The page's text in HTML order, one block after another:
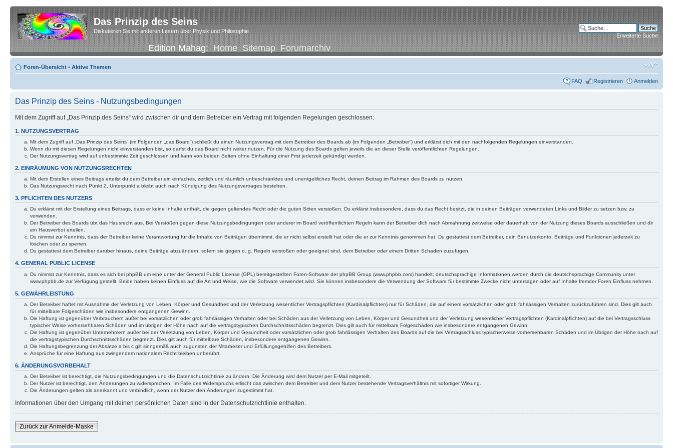
Das Prinzip des Seins
Diskutieren Sie mit anderen Lesern über Physik und Philosophie
Edition Mahag:Home Sitemap Forumarchiv
Erweiterte Suche
Foren-Übersicht • Aktive Themen
FAQ Registrieren Anmelden
Das Prinzip des Seins - Nutzungsbedingungen
Mit dem Zugriff auf „Das Prinzip des Seins“ wird zwischen dir und dem Betreiber ein Vertrag mit folgenden Regelungen geschlossen:
1. NUTZUNGSVERTRAG
Mit dem Zugriff auf „Das Prinzip des Seins“ (im Folgenden „das Board“) schließt du einen Nutzungsvertrag mit dem Betreiber des Boards ab (im Folgenden „Betreiber“) und erklärst dich mit den nachfolgenden Regelungen einverstanden.
Wenn du mit diesen Regelungen nicht einverstanden bist, so darfst du das Board nicht weiter nutzen. Für die Nutzung des Boards gelten jeweils die an dieser Stelle veröffentlichten Regelungen.
Der Nutzungsvertrag wird auf unbestimmte Zeit geschlossen und kann von beiden Seiten ohne Einhaltung einer Frist jederzeit gekündigt werden.
2. EINRÄUMUNG VON NUTZUNGSRECHTEN
Mit dem Erstellen eines Beitrags erteilst du dem Betreiber ein einfaches, zeitlich und räumlich unbeschränktes und unentgeltliches Recht, deinen Beitrag im Rahmen des Boards zu nutzen.
Das Nutzungsrecht nach Punkt 2, Unterpunkt a bleibt auch nach Kündigung des Nutzungsvertrages bestehen.
3. PFLICHTEN DES NUTZERS
Du erklärst mit der Erstellung eines Beitrags, dass er keine Inhalte enthält, die gegen geltendes Recht oder die guten Sitten verstoßen. Du erklärst insbesondere, dass du das Recht besitzt, die in deinen Beiträgen verwendeten Links und Bilder zu setzen bzw. zu
verwenden.
Der Betreiber des Boards übt das Hausrecht aus. Bei Verstößen gegen diese Nutzungsbedingungen oder anderer im Board veröffentlichten Regeln kann der Betreiber dich nach Abmahnung zeitweise oder dauerhaft von der Nutzung dieses Boards ausschließen und dir
ein Hausverbot erteilen.
Du nimmst zur Kenntnis, dass der Betreiber keine Verantwortung für die Inhalte von Beiträgen übernimmt, die er nicht selbst erstellt hat oder die er zur Kenntnis genommen hat. Du gestattest dem Betreiber, dein Benutzerkonto, Beiträge und Funktionen jederzeit zu
löschen oder zu sperren.
Du gestattest dem Betreiber darüber hinaus, deine Beiträge abzuändern, sofern sie gegen o. g. Regeln verstoßen oder geeignet sind, dem Betreiber oder einem Dritten Schaden zuzufügen.
4. GENERAL PUBLIC LICENSE
Du nimmst zur Kenntnis, dass es sich bei phpBB um eine unter der General Public License (GPL) bereitgestellten Foren-Software der phpBB Group (www.phpbb.com) handelt; deutschsprachige Informationen werden durch die deutschsprachige Community unter
www.phpbb.de zur Verfügung gestellt. Beide haben keinen Einfluss auf die Art und Weise, wie die Software verwendet wird. Sie können insbesondere die Verwendung der Software für bestimmte Zwecke nicht untersagen oder auf Inhalte fremder Foren Einfluss nehmen.
5. GEWÄHRLEISTUNG
Der Betreiber haftet mit Ausnahme der Verletzung von Leben, Körper und Gesundheit und der Verletzung wesentlicher Vertragspflichten (Kardinalpflichten) nur für Schäden, die auf einem vorsätzlichen oder grob fahrlässigen Verhalten zurückzuführen sind. Dies gilt auch
für mittelbare Folgeschäden wie insbesondere entgangenen Gewinn.
Die Haftung ist gegenüber Verbrauchern außer bei vorsätzlichen oder grob fahrlässigen Verhalten oder bei Schäden aus der Verletzung von Leben, Körper und Gesundheit und der Verletzung wesentlicher Vertragspflichten (Kardinalpflichten) auf die bei Vertragsschluss
typischer Weise vorhersehbaren Schäden und im übrigen der Höhe nach auf die vertragstypischen Durchschnittsschäden begrenzt. Dies gilt auch für mittelbare Folgeschäden wie insbesondere entgangenen Gewinn.
Die Haftung ist gegenüber Unternehmern außer bei der Verletzung von Leben, Körper und Gesundheit oder vorsätzlichen oder grob fahrlässigen Verhalten des Boards auf die bei Vertragsschluss typischerweise vorhersehbaren Schäden und im Übrigen der Höhe nach auf
die vertragstypischen Durchschnittsschäden begrenzt. Dies gilt auch für mittelbare Schäden, insbesondere entgangenen Gewinn.
Die Haftungsbegrenzung der Absätze a bis c gilt sinngemäß auch zugunsten der Mitarbeiter und Erfüllungsgehilfen des Betreibers.
Ansprüche für eine Haftung aus zwingendem nationalem Recht bleiben unberührt.
6. ÄNDERUNGSVORBEHALT
Der Betreiber ist berechtigt, die Nutzungsbedingungen und die Datenschutzrichtlinie zu ändern. Die Änderung wird dem Nutzer per E-Mail mitgeteilt.
Der Nutzer ist berechtigt, den Änderungen zu widersprechen. Im Falle des Widerspruchs erlischt das zwischen dem Betreiber und dem Nutzer bestehende Vertragsverhältnis mit sofortiger Wirkung.
Die Änderungen gelten als anerkannt und verbindlich, wenn der Nutzer den Änderungen zugestimmt hat.
Informationen über den Umgang mit deinen persönlichen Daten sind in der Datenschutzrichtlinie enthalten.
Zurück zur Anmelde-Maske